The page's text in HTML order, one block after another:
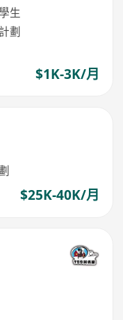
生
劃
$1K-3K/月
$25K-40K/月